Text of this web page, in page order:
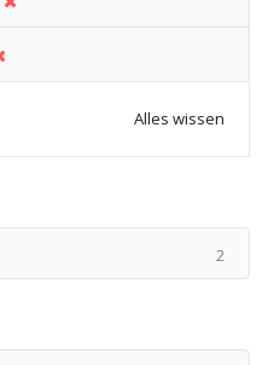
Alles wissen
2